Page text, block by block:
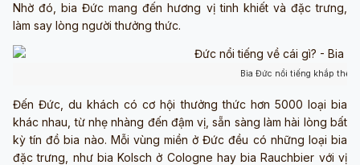
Nhờ đó, bia Đức mang đến hương vị tinh khiết và đặc trưng,
làm say lòng người thưởng thức.
Bia Đức nổi tiếng khắp thế
Đến Đức, du khách có cơ hội thưởng thức hơn 5000 loại bia
khác nhau, từ nhẹ nhàng đến đậm vị, sẵn sàng làm hài lòng bất
kỳ tín đồ bia nào. Mỗi vùng miền ở Đức đều có những loại bia
đặc trưng, như bia Kolsch ở Cologne hay bia Rauchbier với vị